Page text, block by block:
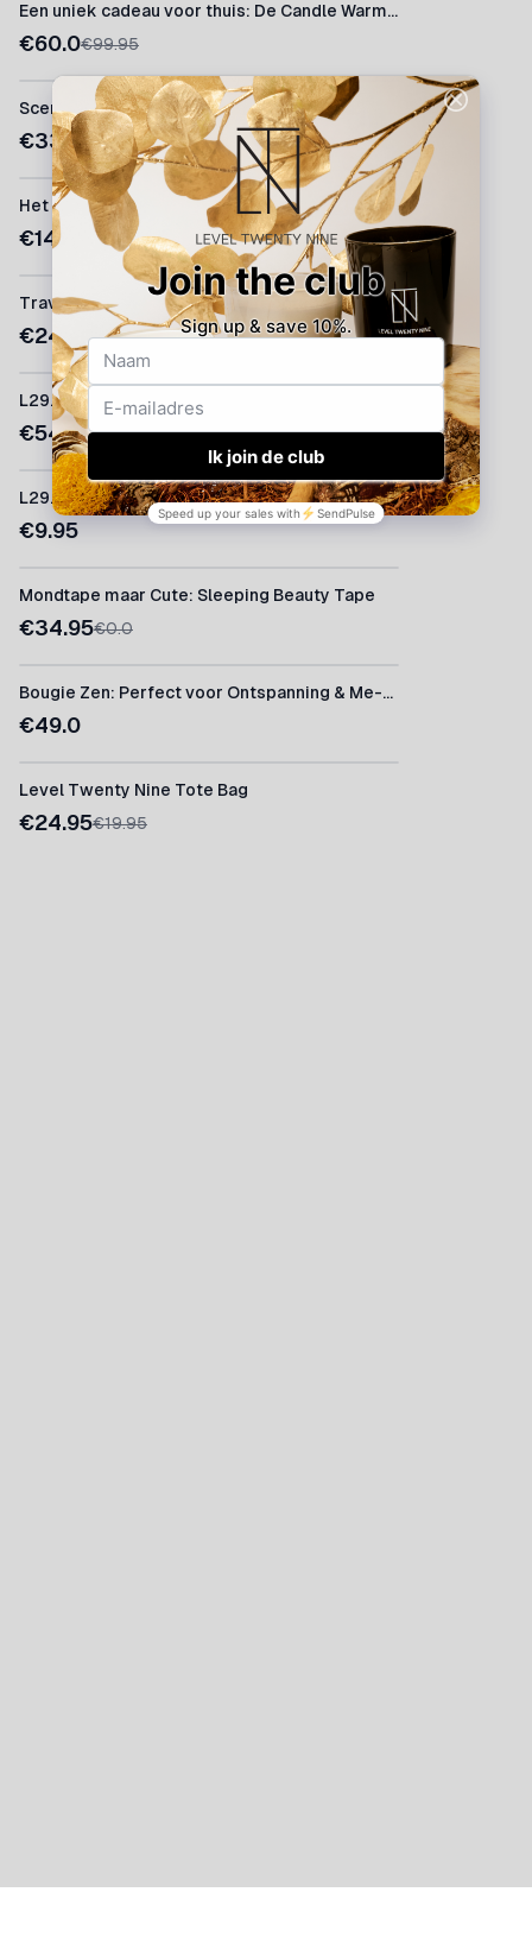
Een uniek cadeau voor thuis: De Candle Warmer Lamp
€60.0€99.95
Scent Tower + 3 Bougie Parfumolies
€332.5
Het perfecte cadeau: de L29.0 Luxury Giftset
€149.85
Travel Size Spray - 60ml Perfect tegen nare geurtjes onderweg
€24.95
€54.95
L29.0 Testers/Proefjes
€9.95
Mondtape maar Cute: Sleeping Beauty Tape
€34.95€0.0
Bougie Zen: Perfect voor Ontspanning & Me-time
€49.0
Level Twenty Nine Tote Bag
€24.95€19.95